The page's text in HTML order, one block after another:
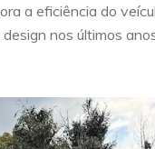
a eficiência do
nos últimos